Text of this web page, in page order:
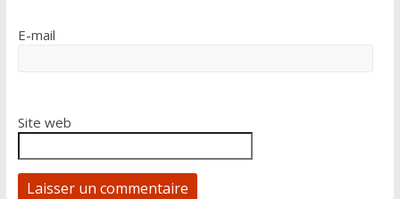
E-mail
Site web